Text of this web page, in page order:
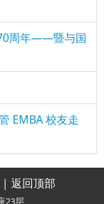
周年——暨与国
EMBA 校友走
| 返回顶部
23层